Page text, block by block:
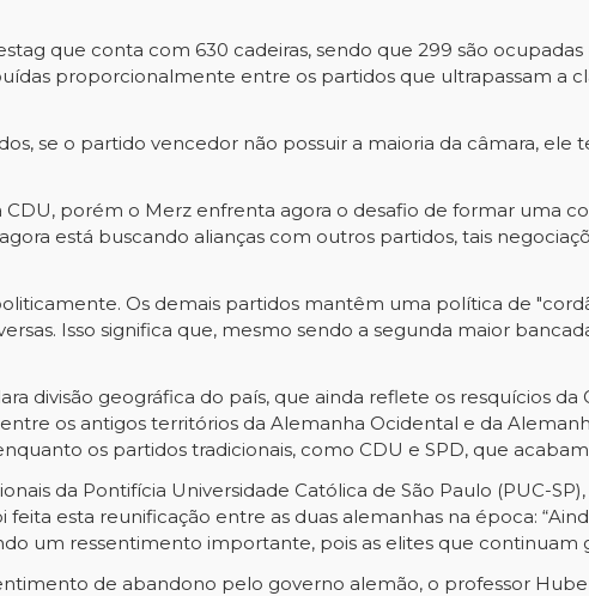
que conta com 630 cadeiras, sendo que 299 são
proporcionalmente entre os partidos que ultrapassam a
se o partido vencedor não possuir a maioria da câmara, ele
porém o Merz enfrenta agora o desafio de formar uma
está buscando alianças com outros partidos, tais
Os demais partidos mantêm uma política de
Isso significa que, mesmo sendo a segunda maior
divisão geográfica do país, que ainda reflete os resquícios da
os antigos territórios da Alemanha Ocidental e da
os partidos tradicionais, como CDU e SPD, que
da Pontifícia Universidade Católica de São Paulo (PUC-
esta reunificação entre as duas alemanhas na época:
um ressentimento importante, pois as elites que continuam
de abandono pelo governo alemão, o professor